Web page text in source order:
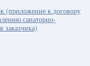
(приложение к договору
санаторно-
заказчика)